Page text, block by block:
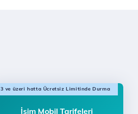
3 ve üzeri hatta Ücretsiz Limitinde Durma
İşim Mobil Tarifeleri